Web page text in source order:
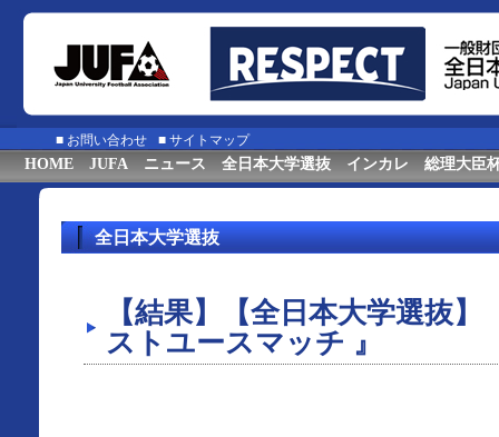
■ お問い合わせ ■ サイトマップ
HOME JUFA ニュース 全日本大学選抜 インカレ 総理大臣
全日本大学選抜
【結果】【全日本大学選抜
ストユースマッチ 』